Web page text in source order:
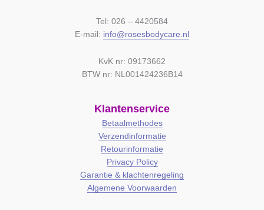
Tel: 026 – 4420584
E-mail: info@rosesbodycare.nl
KvK nr: 09173662
BTW nr: NL001424236B14
Klantenservice
Betaalmethodes
Verzendinformatie
Retourinformatie
Privacy Policy
Garantie & klachtenregeling
Algemene Voorwaarden